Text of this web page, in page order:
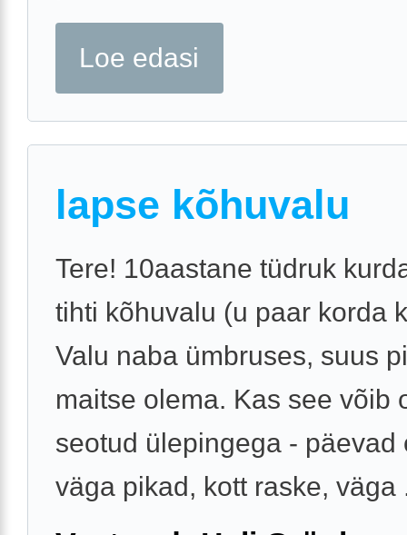
Loe edasi
lapse kõhuvalu
Tere! 10aastane tüdruk
tihti kõhuvalu (u paar korda
Valu naba ümbruses, suus
maitse olema. Kas see võib
seotud ülepingega - päevad
väga pikad, kott raske, väga